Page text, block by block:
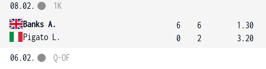
08.02.
Banks A.
Pigato L.
1K
6
0
6
2
1.30
3.20
06.02.
Q-OF